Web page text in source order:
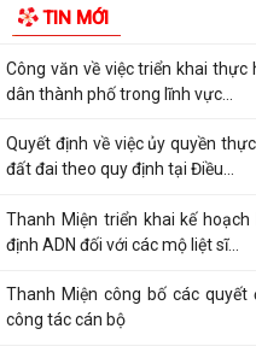
TIN MỚI
lĩnh vực đất đai và trình tự,...
Công văn về việc triển khai thực
dân thành phố trong lĩnh vực...
Quyết định về việc ủy quyền
đất đai theo quy định tại Điều...
Thanh Miện triển khai kế
định ADN đối với các mộ liệt sĩ...
Thanh Miện công bố các
công tác cán bộ